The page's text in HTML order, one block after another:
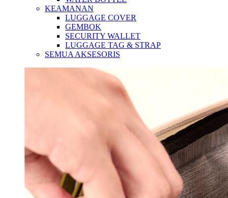
KEAMANAN
LUGGAGE COVER
GEMBOK
SECURITY WALLET
LUGGAGE TAG & STRAP
SEMUA AKSESORIS